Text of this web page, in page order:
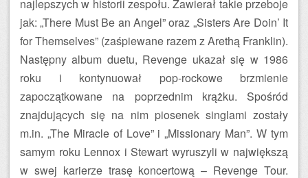
najlepszych w historii zespołu. Zawierał takie przeboje
jak: „There Must Be an Angel” oraz „Sisters Are Doin’ It
for Themselves” (zaśpiewane razem z Arethą Franklin).
Następny album duetu, Revenge ukazał się w 1986
roku i kontynuował pop-rockowe brzmienie
zapoczątkowane na poprzednim krążku. Spośród
znajdujących się na nim piosenek singlami zostały
m.in. „The Miracle of Love” i „Missionary Man”. W tym
samym roku Lennox i Stewart wyruszyli w największą
w swej karierze trasę koncertową – Revenge Tour.